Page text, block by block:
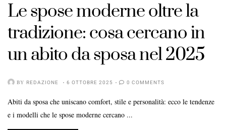
Le spose moderne oltre la
tradizione: cosa cercano in
un abito da sposa nel 2025
BY REDAZIONE 6 OTTOBRE 2025 0 COMMENTS
Abiti da sposa che uniscano comfort, stile e personalità: ecco le tendenze
e i modelli che le spose moderne cercano ...